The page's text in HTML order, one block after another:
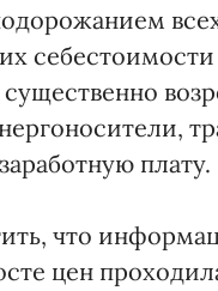
существенно
плату.
что
цен